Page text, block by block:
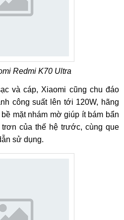
Redmi K70 Ultra
và cáp, Xiaomi cũng chu đáo
công suất lên tới 120W, hãng
mặt nhám mờ giúp ít bám bẩn
của thế hệ trước, cùng que
sử dụng.